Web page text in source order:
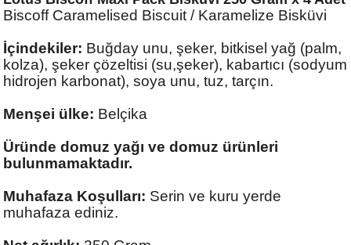
Biscoff Caramelised Biscuit / Karamelize Bisküvi
İçindekiler: Buğday unu, şeker, bitkisel yağ (palm,
kolza), şeker çözeltisi (su,şeker), kabartıcı (sodyum
hidrojen karbonat), soya unu, tuz, tarçın.
Menşei ülke: Belçika
Üründe domuz yağı ve domuz ürünleri
bulunmamaktadır.
Muhafaza Koşulları: Serin ve kuru yerde
muhafaza ediniz.